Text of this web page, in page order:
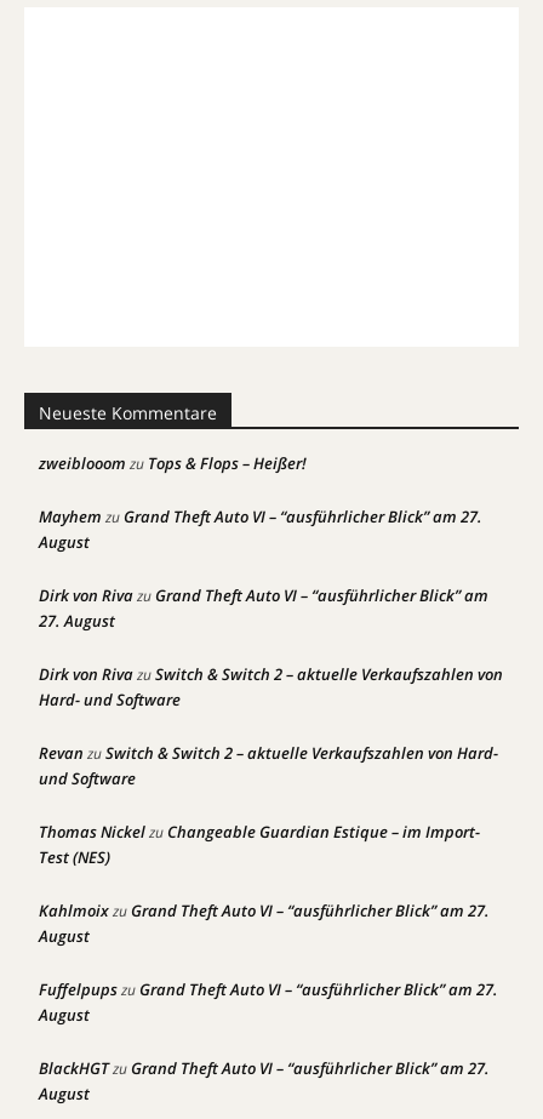
Neueste Kommentare
zweiblooom zu Tops & Flops – Heißer!
Mayhem zuGrand Theft Auto VI – “ausführlicher Blick” am 27.
August
Dirk von RivazuGrand Theft Auto VI – “ausführlicher Blick” am
27. August
Dirk von RivazuSwitch & Switch 2 – aktuelle Verkaufszahlen von
Hard- und Software
Revan zuSwitch & Switch 2 – aktuelle Verkaufszahlen von Hard-
und Software
Thomas NickelzuChangeable Guardian Estique – im Import-
Test (NES)
KahlmoixzuGrand Theft Auto VI – “ausführlicher Blick” am 27.
August
FuffelpupszuGrand Theft Auto VI – “ausführlicher Blick” am 27.
August
BlackHGTzuGrand Theft Auto VI – “ausführlicher Blick” am 27.
August